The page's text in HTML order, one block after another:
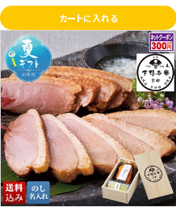
カートに入れる